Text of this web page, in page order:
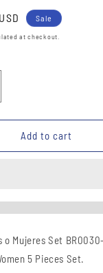
Sale
at checkout.
Add to cart
o Mujeres Set
5 Pieces Set.